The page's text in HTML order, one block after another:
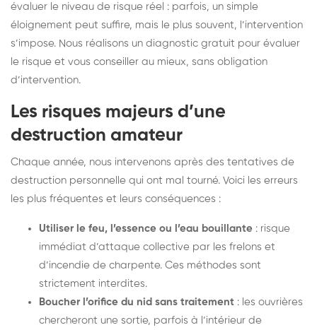
évaluer le niveau de risque réel : parfois, un simple
éloignement peut suffire, mais le plus souvent, l’intervention
s’impose. Nous réalisons un diagnostic gratuit pour évaluer
le risque et vous conseiller au mieux, sans obligation
d’intervention.
Les risques majeurs d’une
destruction amateur
Chaque année, nous intervenons après des tentatives de
destruction personnelle qui ont mal tourné. Voici les erreurs
les plus fréquentes et leurs conséquences :
Utiliser le feu, l’essence ou l’eau bouillante : risque
immédiat d’attaque collective par les frelons et
d’incendie de charpente. Ces méthodes sont
strictement interdites.
Boucher l’orifice du nid sans traitement : les ouvrières
chercheront une sortie, parfois à l’intérieur de